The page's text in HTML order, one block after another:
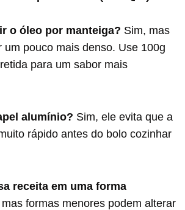
o óleo por manteiga? Sim, mas
um pouco mais denso. Use 100g
para um sabor mais
alumínio? Sim, ele evita que a
rápido antes do bolo cozinhar
receita em uma forma
formas menores podem alterar